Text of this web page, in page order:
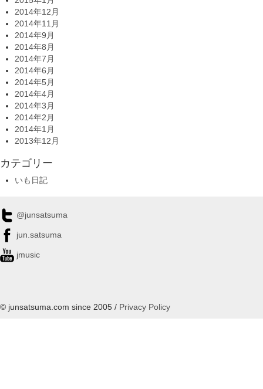
2014年12月
2014年11月
2014年9月
2014年8月
2014年7月
2014年6月
2014年5月
2014年4月
2014年3月
2014年2月
2014年1月
2013年12月
カテゴリー
いも日記
@junsatsuma
jun.satsuma
jmusic
© junsatsuma.com since 2005 / Privacy Policy